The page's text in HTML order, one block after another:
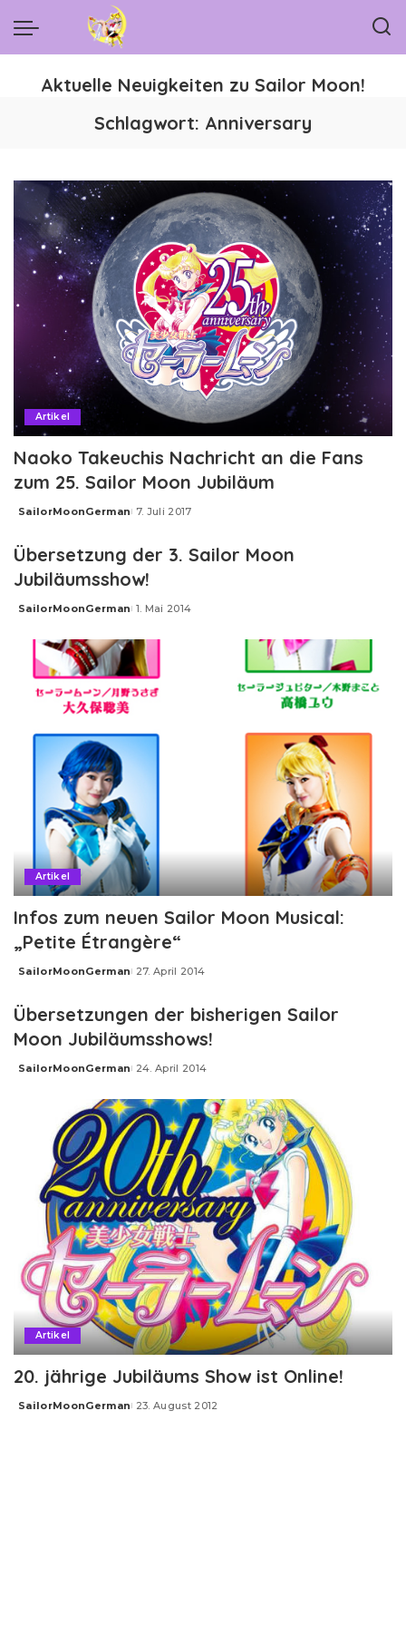
Aktuelle Neuigkeiten zu Sailor Moon!
Schlagwort: Anniversary
Artikel
Naoko Takeuchis Nachricht an die Fans
zum 25. Sailor Moon Jubiläum
Posted
SailorMoonGerman 7. Juli 2017
Übersetzung der 3. Sailor Moon
Jubiläumsshow!
Posted
SailorMoonGerman 1. Mai 2014
Artikel
Infos zum neuen Sailor Moon Musical:
„Petite Étrangère“
Posted
SailorMoonGerman 27. April 2014
Übersetzungen der bisherigen Sailor
Moon Jubiläumsshows!
Posted
SailorMoonGerman 24. April 2014
Artikel
20. jährige Jubiläums Show ist Online!
Posted
SailorMoonGerman 23. August 2012